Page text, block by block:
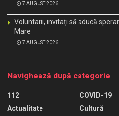
7 AUGUST 2026
Voluntarii, invitați să aducă
Mare
7 AUGUST 2026
Navighează după categorie
112
Actualitate
COVID-19
Cultură